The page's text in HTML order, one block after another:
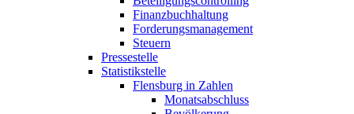
Finanzbuchhaltung
Forderungsmanagement
Steuern
Pressestelle
Statistikstelle
Flensburg in Zahlen
Monatsabschluss